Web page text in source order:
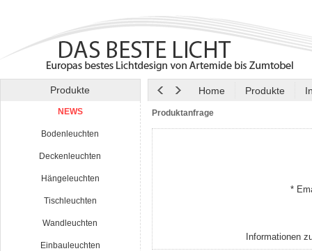
Produkte Home Produkte
NEWS
Bodenleuchten
Deckenleuchten
Hängeleuchten
Tischleuchten
Wandleuchten
Einbauleuchten
Produktanfrage
*
Informationen